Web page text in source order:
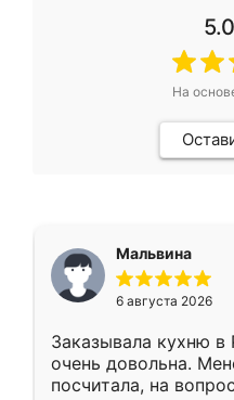
5.0
На
Мальвина
6 августа 2026
Заказывала кухню в
очень довольна.
посчитала, на